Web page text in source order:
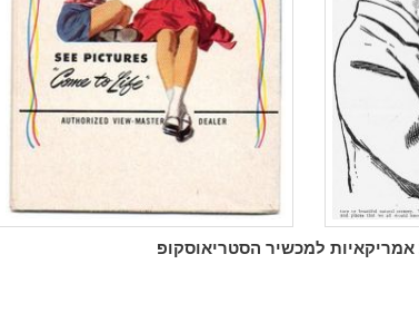
למכשיר הסטריאוסקופ